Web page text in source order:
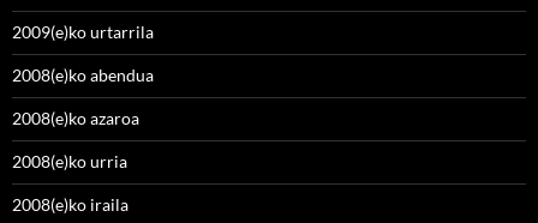
2009(e)ko urtarrila
2008(e)ko abendua
2008(e)ko azaroa
2008(e)ko urria
2008(e)ko iraila